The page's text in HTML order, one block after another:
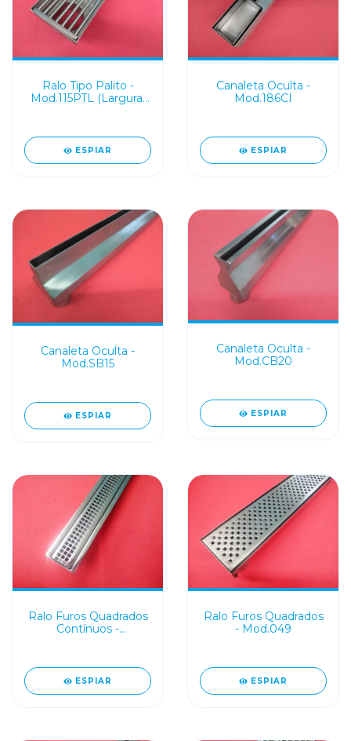
Ralo Tipo Palito -
Mod.115PTL (Largura:
ESPIAR
Canaleta Oculta -
Mod.186CI
ESPIAR
Canaleta Oculta -
Mod.SB15
ESPIAR
Canaleta Oculta -
Mod.CB20
ESPIAR
Ralo Furos Quadrados
Contínuos -
ESPIAR
Ralo Furos Quadrados
- Mod.049
ESPIAR